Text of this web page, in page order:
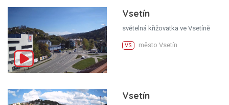
Vsetín
světelná křižovatka ve Vsetíně
VS město Vsetín
Vsetín